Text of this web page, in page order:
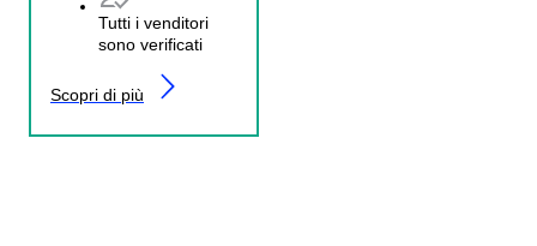
Tutti i venditori
sono verificati
Scopri di più